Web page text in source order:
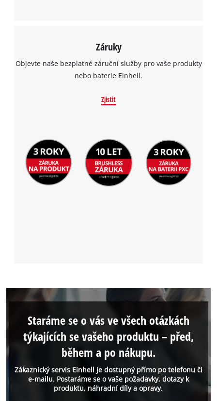
Záruky
Objevte naše bezplatné záruční služby pro vaše produkty
nebo baterie Einhell.
Zjistit
Zákaznický servis Einhell je dostupný přímo po telefonu či
e-mailu. Postaráme se o vaše požadavky, dotazy k
produktu, náhradní díly a opravy.
Staráme se o vás ve všech otázkách
týkajících se vašeho produktu – před,
během a po nákupu.